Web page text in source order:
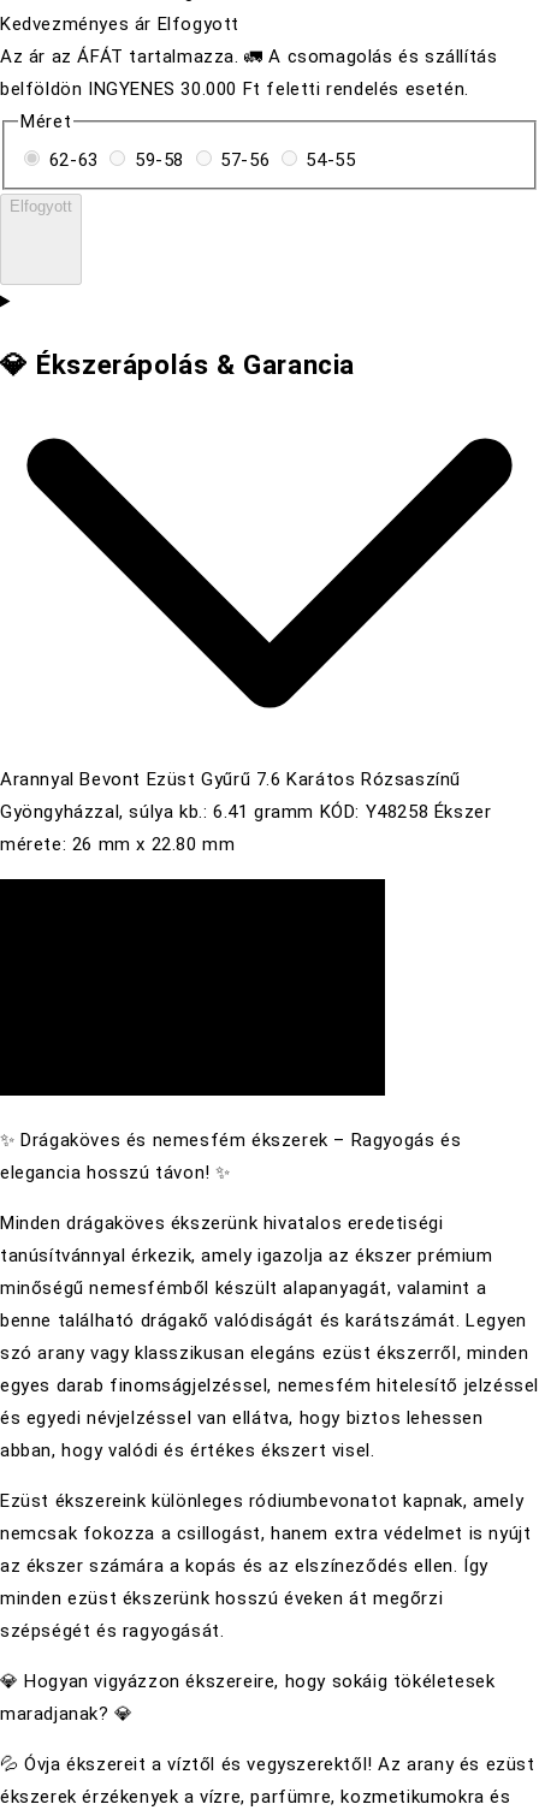
Kedvezményes ár Elfogyott
Az ár az ÁFÁT tartalmazza. 🚛 A csomagolás és szállítás
belföldön INGYENES 30.000 Ft feletti rendelés esetén.
Méret
62-63
59-58 57-56 54-55
Elfogyott
💎 Ékszerápolás & Garancia
Arannyal Bevont Ezüst Gyűrű 7.6 Karátos Rózsaszínű
Gyöngyházzal, súlya kb.: 6.41 gramm KÓD: Y48258 Ékszer
mérete: 26 mm x 22.80 mm
✨ Drágaköves és nemesfém ékszerek – Ragyogás és
elegancia hosszú távon! ✨
Minden drágaköves ékszerünk hivatalos eredetiségi
tanúsítvánnyal érkezik, amely igazolja az ékszer prémium
minőségű nemesfémből készült alapanyagát, valamint a
benne található drágakő valódiságát és karátszámát. Legyen
szó arany vagy klasszikusan elegáns ezüst ékszerről, minden
egyes darab finomságjelzéssel, nemesfém hitelesítő jelzéssel
és egyedi névjelzéssel van ellátva, hogy biztos lehessen
abban, hogy valódi és értékes ékszert visel.
Ezüst ékszereink különleges ródiumbevonatot kapnak, amely
nemcsak fokozza a csillogást, hanem extra védelmet is nyújt
az ékszer számára a kopás és az elszíneződés ellen. Így
minden ezüst ékszerünk hosszú éveken át megőrzi
szépségét és ragyogását.
💎 Hogyan vigyázzon ékszereire, hogy sokáig tökéletesek
maradjanak? 💎
💦 Óvja ékszereit a víztől és vegyszerektől! Az arany és ezüst
ékszerek érzékenyek a vízre, parfümre, kozmetikumokra és